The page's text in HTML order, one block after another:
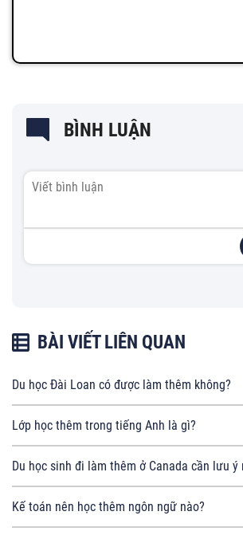
BÌNH LUẬN
BÀI VIẾT LIÊN QUAN
Du học Đài Loan có được làm thêm không?
Lớp học thêm trong tiếng Anh là gì?
Du học sinh đi làm thêm ở Canada cần lưu ý
Kế toán nên học thêm ngôn ngữ nào?